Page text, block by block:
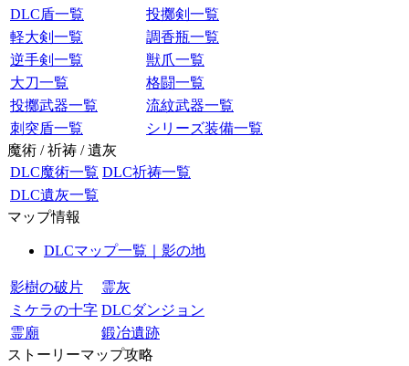
DLC盾一覧
投擲剣一覧
軽大剣一覧
調香瓶一覧
逆手剣一覧
獣爪一覧
大刀一覧
格闘一覧
投擲武器一覧
流紋武器一覧
刺突盾一覧
シリーズ装備一覧
魔術 / 祈祷 / 遺灰
DLC魔術一覧 DLC祈祷一覧
DLC遺灰一覧
マップ情報
DLCマップ一覧｜影の地
影樹の破片
霊灰
ミケラの十字 DLCダンジョン
霊廟
鍛冶遺跡
ストーリーマップ攻略